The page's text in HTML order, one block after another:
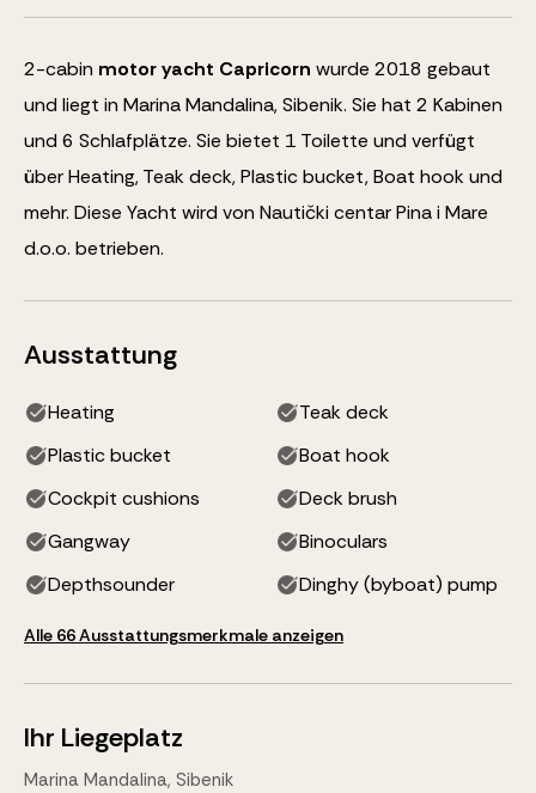
2-cabin motor yacht Capricorn wurde 2018 gebaut
und liegt in Marina Mandalina, Sibenik. Sie hat 2 Kabinen
und 6 Schlafplätze. Sie bietet 1 Toilette und verfügt
überHeating, Teak deck, Plastic bucket, Boat hookund
mehr. Diese Yacht wird von Nautički centar Pina i Mare
d.o.o. betrieben.
Ausstattung
Heating
Teak deck
Plastic bucket
Boat hook
Cockpit cushions
Deck brush
Gangway
Binoculars
Depthsounder
Dinghy (byboat) pump
Alle 66 Ausstattungsmerkmale anzeigen
Ihr Liegeplatz
Marina Mandalina, Sibenik